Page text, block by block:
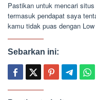
Pastikan untuk mencari
termasuk pendapat saya
kamu tidak puas dengan
Sebarkan ini: